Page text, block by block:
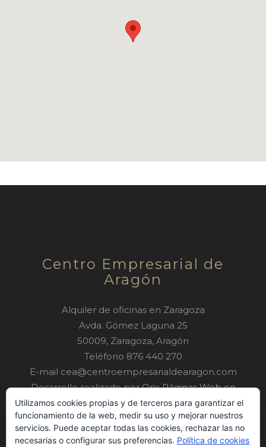
Centro Empresarial de
Aragón
Alquiler de oficinas en Zaragoza
Avda. Gómez Laguna 25
50009, Zaragoza, Aragón
Teléfono 876 440 270
E-mail cea@centroempresarialdearagon.com
Desarrollo realizado porOrix Páginas Web en
Zaragoza
Atención al cliente: 8am - 8pm
Utilizamos cookies propias y de terceros para garantizar el
funcionamiento de la web, medir su uso y mejorar nuestros
servicios. Puede aceptar todas las cookies, rechazar las no
necesarias o configurar sus preferencias. Política de cookies